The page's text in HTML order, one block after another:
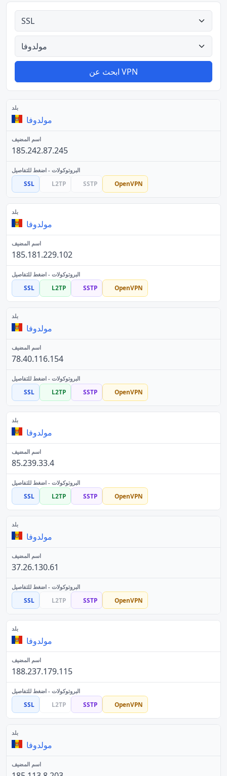
كل الأنواع
كل البلدان
ابحث عن VPN
مولدوفا
185.242.87.245
SSL L2TP SSTP OpenVPN
مولدوفا
185.181.229.102
SSL L2TP SSTP OpenVPN
مولدوفا
78.40.116.154
SSL L2TP SSTP OpenVPN
مولدوفا
85.239.33.4
SSL L2TP SSTP OpenVPN
مولدوفا
37.26.130.61
SSL L2TP SSTP OpenVPN
مولدوفا
188.237.179.115
SSL L2TP SSTP OpenVPN
مولدوفا